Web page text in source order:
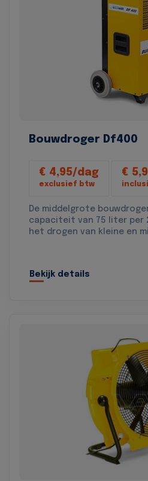
Bouwdroger Df400
€ 4,95/dag
exclusief btw
€
De middelgrote
capaciteit van 75 liter per
het drogen van kleine en
Bekijk details